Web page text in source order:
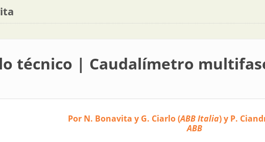
técnico | Caudalímetro
Por N. Bonavita y G. Ciarlo (ABB Italia) y P.
ABB